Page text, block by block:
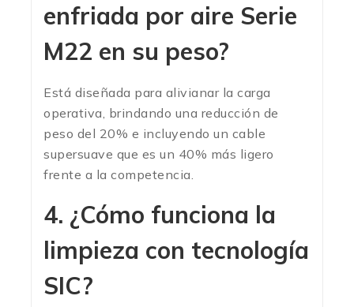
enfriada por aire Serie
M22 en su peso?
Está diseñada para alivianar la carga
operativa, brindando una reducción de
peso del 20% e incluyendo un cable
supersuave que es un 40% más ligero
frente a la competencia.
4. ¿Cómo funciona la
limpieza con tecnología
SIC?